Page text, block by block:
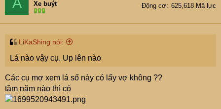
Xe buýt
Động cơ
625,618 Mã lực
LiKaShing nói:
Lá nào vậy cụ. Up lên nào
Các cụ mợ xem lá số này có lấy vợ không ??
tầm năm nào thì có